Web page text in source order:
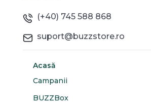
(+40) 745 588 868
suport@buzzstore.ro
Acasă
Campanii
BUZZBox